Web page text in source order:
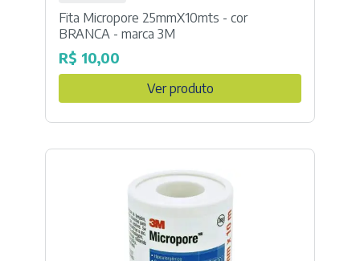
Fita Micropore 25mmX10mts - cor
BRANCA - marca 3M
R$ 10,00
Ver produto